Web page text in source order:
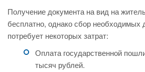
Получение документа на вид на
бесплатно, однако сбор необходимых
потребует некоторых затрат:
Оплата государственной
тысяч рублей.